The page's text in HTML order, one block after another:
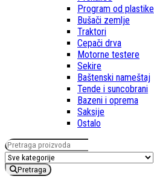
Program od plastike
Bušači zemlje
Traktori
Cepači drva
Motorne testere
Sekire
Baštenski nameštaj
Tende i suncobrani
Bazeni i oprema
Saksije
Ostalo
Pretraga za:
Pretraga